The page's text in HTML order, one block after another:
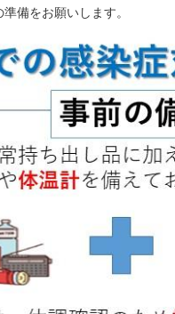
備をお願いします。